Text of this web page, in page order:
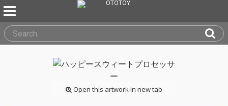
Open this artwork in new tab